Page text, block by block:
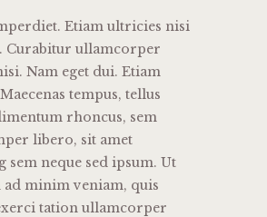
Etiam ultricies nisi
Curabitur ullamcorper
Nam eget dui. Etiam
tempus, tellus
rhoncus, sem
libero, sit amet
sem neque sed ipsum. Ut
ad minim veniam, quis
tation ullamcorper